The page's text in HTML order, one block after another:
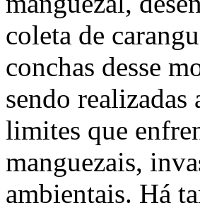
coleta de
conchas desse
sendo
limites que
manguezais,
ambientais. Há